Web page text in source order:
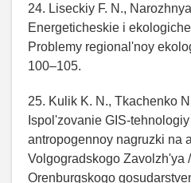
24. Liseckiy F. N.,
Energeticheskie i
Problemy regional'noy
100–105.
25. Kulik K. N., Tkachenko
Ispol'zovanie GIS-
antropogennoy nagruzki na
Volgogradskogo Zavolzh'ya
Orenburgskogo